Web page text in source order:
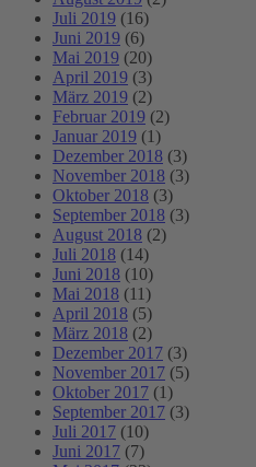
Juli 2019 (16)
Juni 2019 (6)
Mai 2019 (20)
April 2019 (3)
März 2019 (2)
Februar 2019 (2)
Januar 2019 (1)
Dezember 2018 (3)
November 2018 (3)
Oktober 2018 (3)
September 2018 (3)
August 2018 (2)
Juli 2018 (14)
Juni 2018 (10)
Mai 2018 (11)
April 2018 (5)
März 2018 (2)
Dezember 2017 (3)
November 2017 (5)
Oktober 2017 (1)
September 2017 (3)
Juli 2017 (10)
Juni 2017 (7)